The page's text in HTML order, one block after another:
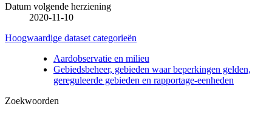
Datum volgende herziening
2020-11-10
Hoogwaardige dataset categorieën
Aardobservatie en milieu
Gebiedsbeheer, gebieden waar beperkingen gelden,
gereguleerde gebieden en rapportage-eenheden
Zoekwoorden